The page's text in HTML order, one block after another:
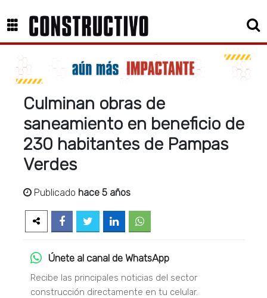
Culminan obras de
saneamiento en beneficio de
230 habitantes de Pampas
Verdes
Publicado hace 5 años
Únete al canal de WhatsApp
Recibe las principales noticias del sector
construcción directamente en tu celular.